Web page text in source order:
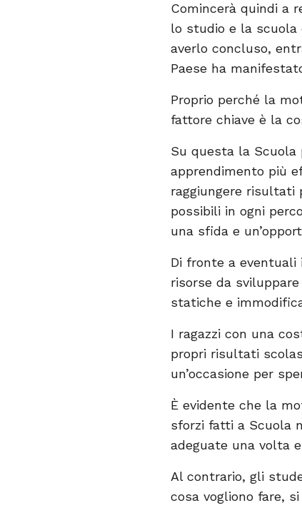
Comincerà quindi a
lo studio e la scuola
averlo concluso,
Paese ha
Proprio perché la
fattore chiave è la
Su questa la Scuola
apprendimento più
raggiungere risultati
possibili in ogni
una sfida e
Di fronte a
risorse da
statiche e
I ragazzi con una
propri risultati
un’occasione per
È evidente che la
sforzi fatti a Scuola
adeguate una volta
Al contrario, gli
cosa vogliono fare,